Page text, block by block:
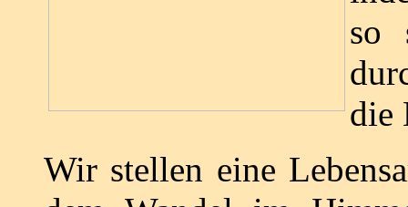
so
die
Wir stellen eine